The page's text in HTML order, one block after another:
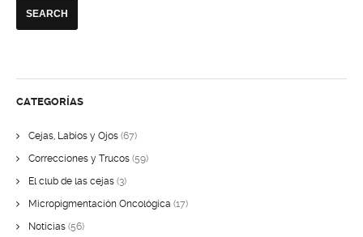
CATEGORÍAS
Cejas, Labios y Ojos (67)
Correcciones y Trucos (59)
El club de las cejas (3)
Micropigmentación Oncológica (17)
Noticias (56)